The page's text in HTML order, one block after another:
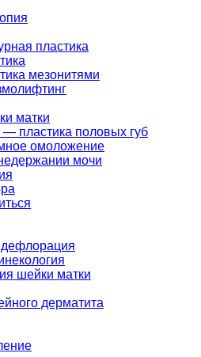
пластика
мезонитями
матки
— пластика половых губ
омоложение
мочи
дефлорация
шейки матки
дерматита